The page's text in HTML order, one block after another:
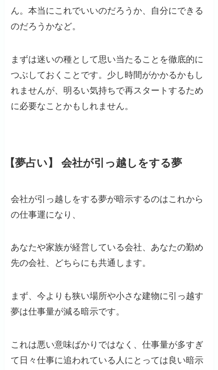
ん。本当にこれでいいのだろうか、自分にできる
のだろうかなど。
まずは迷いの種として思い当たることを徹底的に
つぶしておくことです。少し時間がかかるかもし
れませんが、明るい気持ちで再スタートするため
に必要なことかもしれません。
【夢占い】 会社が引っ越しをする夢
会社が引っ越しをする夢が暗示するのはこれから
の仕事運になり、
あなたや家族が経営している会社、あなたの勤め
先の会社、どちらにも共通します。
まず、今よりも狭い場所や小さな建物に引っ越す
夢は仕事量が減る暗示です。
これは悪い意味ばかりではなく、仕事量が多すぎ
て日々仕事に追われている人にとっては良い暗示